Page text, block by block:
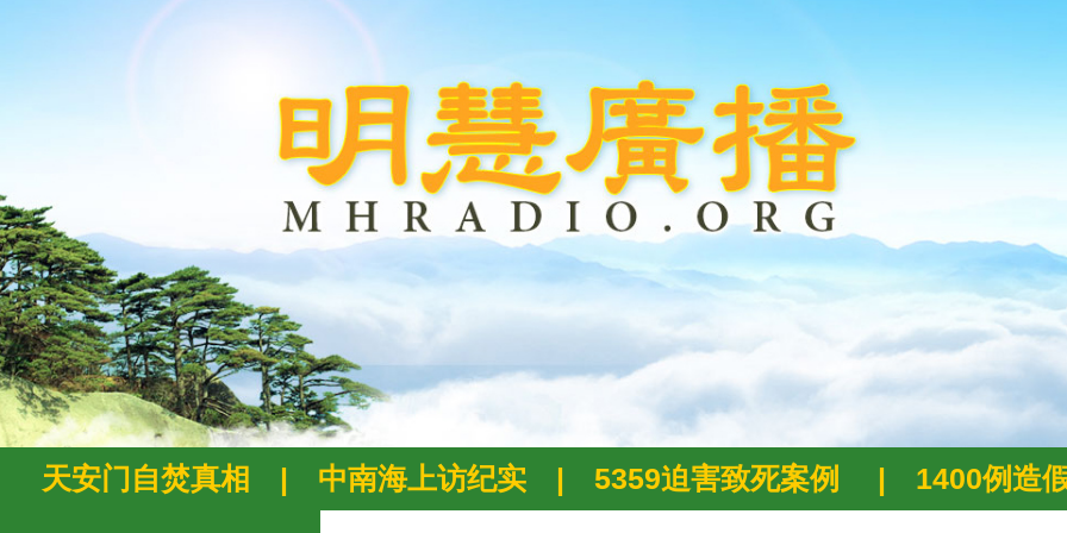
天安门自焚真相 | 中南海上访纪实 | 5359迫害致死案例 | 1400例造